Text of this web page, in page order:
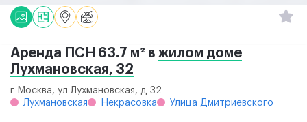
Аренда ПСН 63.7 м² в жилом доме
Лухмановская, 32
г Москва, ул Лухмановская, д 32
Лухмановская
Некрасовка Улица Дмитриевского